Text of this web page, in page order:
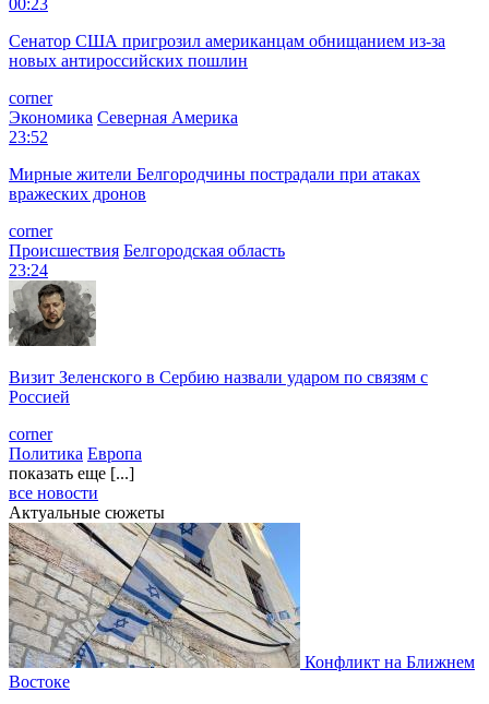
Сенатор США пригрозил американцам обнищанием из-за
новых антироссийских пошлин
corner
Экономика Северная Америка
23:52
Мирные жители Белгородчины пострадали при атаках
вражеских дронов
corner
Происшествия Белгородская область
23:24
Визит Зеленского в Сербию назвали ударом по связям с
Россией
corner
Политика Европа
показать еще [...]
все новости
Актуальные сюжеты
Конфликт на Ближнем
Востоке